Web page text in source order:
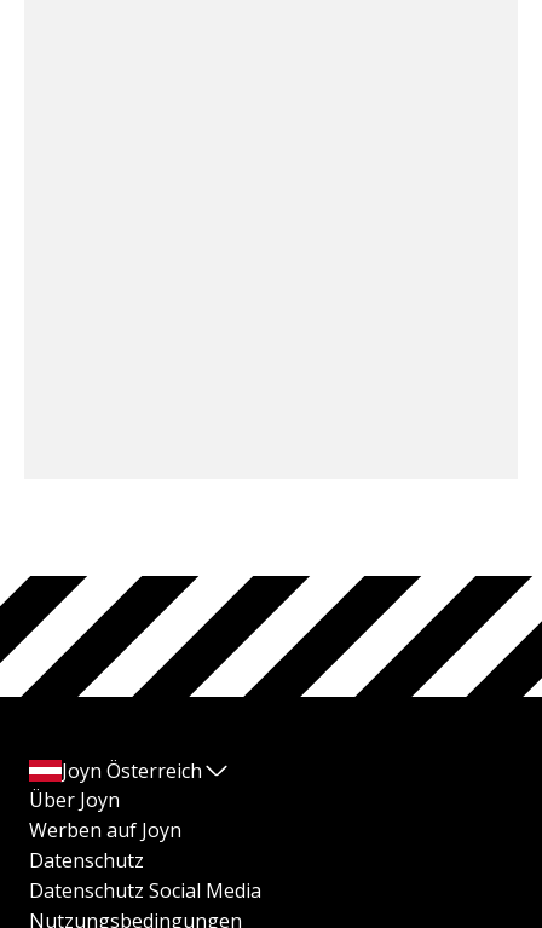
Joyn Österreich
Über Joyn
Werben auf Joyn
Datenschutz
Datenschutz Social Media
Nutzungsbedingungen